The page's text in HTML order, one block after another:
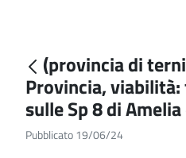
(provincia di
Provincia,
sulle Sp 8 di
Pubblicato 19/06/24